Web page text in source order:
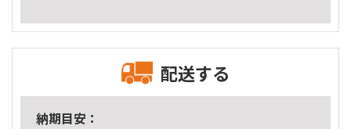
配送する
納期目安：